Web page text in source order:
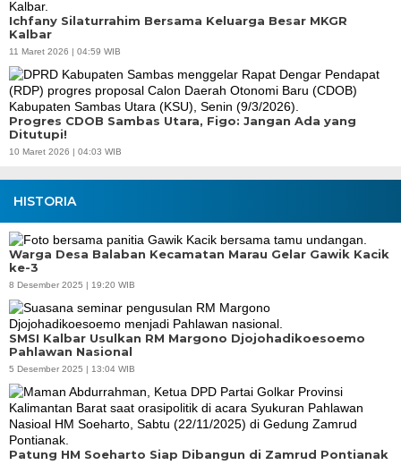
Ichfany Silaturrahim Bersama Keluarga Besar MKGR
Kalbar
11 Maret 2026 | 04:59 WIB
Progres CDOB Sambas Utara, Figo: Jangan Ada yang
Ditutupi!
10 Maret 2026 | 04:03 WIB
HISTORIA
Warga Desa Balaban Kecamatan Marau Gelar Gawik Kacik
ke-3
8 Desember 2025 | 19:20 WIB
SMSI Kalbar Usulkan RM Margono Djojohadikoesoemo
Pahlawan Nasional
5 Desember 2025 | 13:04 WIB
Patung HM Soeharto Siap Dibangun di Zamrud Pontianak